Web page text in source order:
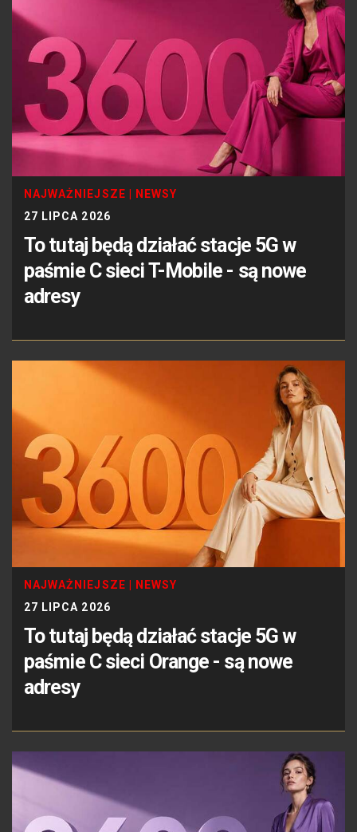
NAJWAŻNIEJSZE
NEWSY
27 LIPCA 2026
To tutaj będą działać stacje 5G w
paśmie C sieci T-Mobile - są nowe
adresy
NAJWAŻNIEJSZE
NEWSY
27 LIPCA 2026
To tutaj będą działać stacje 5G w
paśmie C sieci Orange - są nowe
adresy